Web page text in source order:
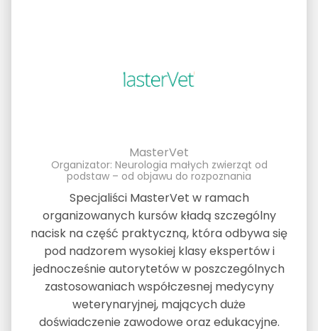
MasterVet
Organizator: Neurologia małych zwierząt od
podstaw – od objawu do rozpoznania
Specjaliści MasterVet w ramach
organizowanych kursów kładą szczególny
nacisk na część praktyczną, która odbywa się
pod nadzorem wysokiej klasy ekspertów i
jednocześnie autorytetów w poszczególnych
zastosowaniach współczesnej medycyny
weterynaryjnej, mających duże
doświadczenie zawodowe oraz edukacyjne.